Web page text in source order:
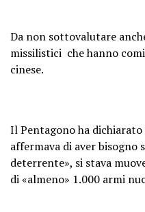
Da non sottovalutare
missilistici che hanno
cinese.
Il Pentagono ha dichiarato
affermava di aver bisogno
deterrente», si stava
di «almeno» 1.000 armi